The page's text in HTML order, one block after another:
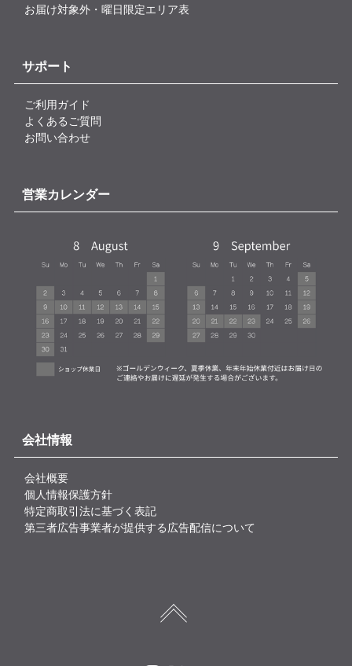
お届け対象外・曜日限定エリア表
サポート
ご利用ガイド
よくあるご質問
お問い合わせ
営業カレンダー
会社情報
会社概要
個人情報保護方針
特定商取引法に基づく表記
第三者広告事業者が提供する広告配信について